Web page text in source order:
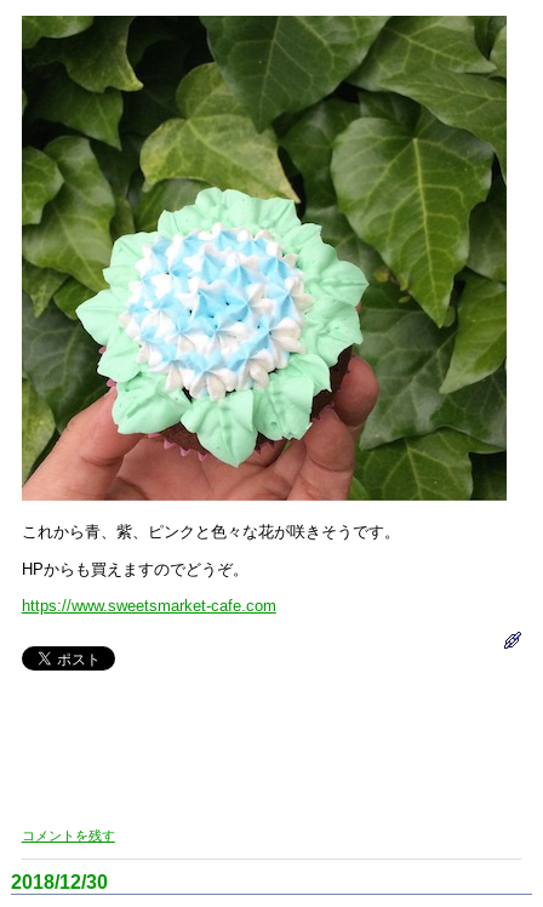
これから青、紫、ピンクと色々な花が咲きそうです。
HPからも買えますのでどうぞ。
https://www.sweetsmarket-cafe.com
コメントを残す
2018/12/30